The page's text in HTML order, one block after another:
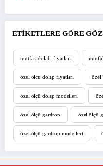
ETİKETLERE GÖRE
mutfak dolabı fiyatları
ozel olcu dolap fiyatlari özel
özel ölçü dolap modelleri
özel ölçü gardrop özel ölçü
özel ölçü gardrop modelleri